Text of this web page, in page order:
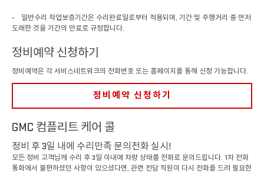
폐차 서비스
- 일반수리 작업보증기간은 수리완료일로부터 적용되며, 기간 및 주행거리 중 먼저
도래한 것을 기간의 만료로 규정합니다.
정비예약 신청하기
정비예약은 각 서비스네트워크의 전화번호 또는 홈페이지를 통해 신청 가능합니다.
정비예약 신청하기
GMC 컴플리트 케어 콜
정비 후 3일 내에 수리만족 문의전화 실시!
모든 정비 고객님께 수리 후 3일 이내에 차량 상태를 전화로 문의드립니다. 1차 전화
통화에서 불편하셨던 사항이 있으셨다면, 관련 전담 직원이 다시 전화를 드려 필요한